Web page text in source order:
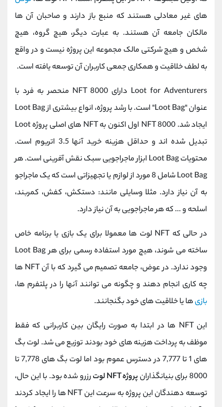
های غیر معادلی هستند که منبع باز دارند و صاحبان آن ها
مالکان جامعه آن هستند. به عبارت دیگر، هیچ گروه، هیچ
شخص و هیچ شرکتی مالک مجموعه این پروژه نیست و در واقع
به لطف خلاقیت و همکاری جمعی کاربران آن توسعه یافته است.
Loot for Adventurers دارای 8000 NFT منحصر به فرد با
عنوان "Loot Bag" است. با رشد پروژه، انواع بیشتری از Loot Bag
ایجاد شد. 8000 NFT اول اکنون به NFT های اصلی پروژه Loot
تبدیل شده اند و حداقل هزینه خرید آنها 3.5 اتریوم است.
محتویات Loot Bag ابزار ماجراجویی سبک نقش آفرینی است. هر
Loot Bag شامل 8 مورد از لوازم یا تجهیزاتی است که یک ماجراجو
به آن نیاز دارد. مثلا وسایلی مانند: دستکش، کفش، کمربند،
اسلحه و ... که هر ماجراجویی به آن نیاز دارد.
در حالی که NFT لوت ها معمولا برای یک بازی یا برنامه خاص
ساخته می شوند، هیچ مورد استفاده رسمی برای هر Loot Bag
وجود ندارد. در عوض، جامعه تصمیم می گیرد که با آن NFT ها
چه کاری انجام دهند و چگونه می توانند آنها را در پلتفرم ها،
بازیها یا خلاقیت های خود بگنجانند.
این NFT ها در ابتدا به صورت رایگان بین کاربرانی که فقط
موظف به پرداخت هزینه های خود بودند توزیع می شد. لوت بگ
های 1 تا 7,777 در دسترس عموم بود اما لوت بگ های 7,778 تا
8000 برای بنیانگذاران
پروژه NFT لوت
رزرو شده بود. با این حال،
توسعه دهندگان این پروژه به سرعت این NFT ها را ایجاد کردند